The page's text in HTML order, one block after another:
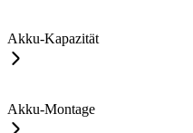
Akku-Kapazität
Akku-Montage